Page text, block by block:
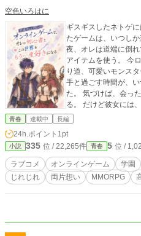
空色いろはに
ギスギスしたネトゲ
たゲームは、いつし
夜、オレは道端に倒
アイテムを使う。 今ログインするのは、リサと遊ぶため。 寄
り道、可愛いモンス
手と過ごす時間が、
た。 気づけば、会っ
る。 だけど彼女には、もう好きな人がいるらしい。 きっと顔
だけめちゃくちゃ良
オレはまだ知らない。
青春 連載中 長編
24h.ポイント 1pt
小説 335 位 / 22,265件 青春 5 位 /
ラブコメ オンラインゲーム 学園
じれじれ
両片想い MMORPG